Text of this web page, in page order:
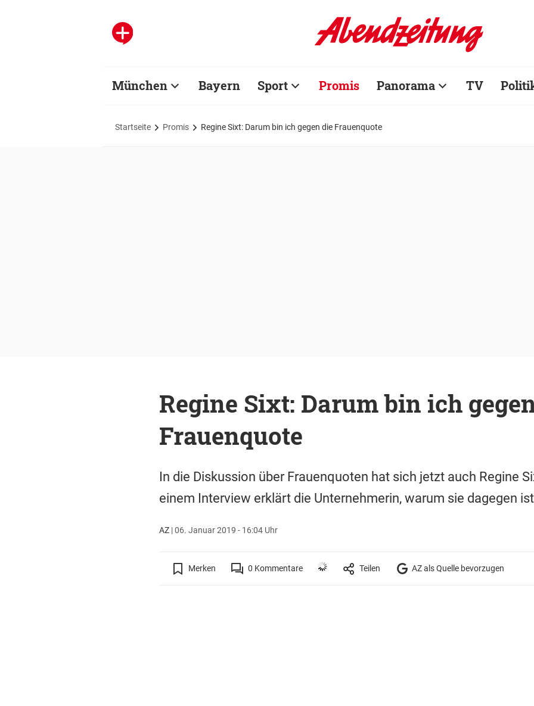
München Bayern Sport Promis Panorama TV
Startseite Promis Regine Sixt: Darum bin ich gegen die Frauenquote
Regine Sixt: Darum bin ich
Frauenquote
In die Diskussion über Frauenquoten hat sich jetzt auch Regine
einem Interview erklärt die Unternehmerin, warum sie dagegen
AZ|06. Januar 2019 - 16:04 Uhr
Merken 0 Kommentare Teilen AZ als Quelle bevorzugen